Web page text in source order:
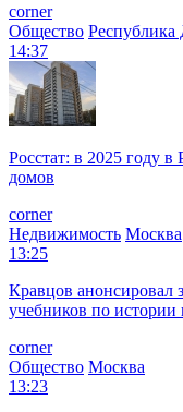
corner
Общество Республика
14:37
Росстат: в 2025 году
домов
corner
Недвижимость Москва
13:25
Кравцов анонсировал
учебников по
corner
Общество Москва
13:23